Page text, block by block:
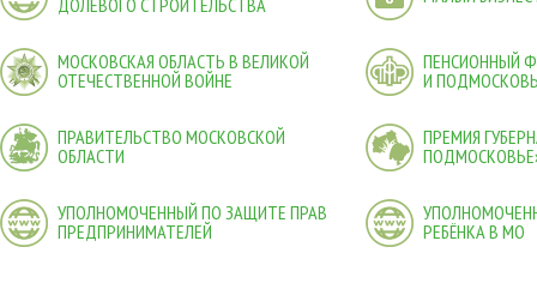
ДОЛЕВОГО СТРОИТЕЛЬСТВА
МОСКОВСКАЯ ОБЛАСТЬ В ВЕЛИКОЙ
ОТЕЧЕСТВЕННОЙ ВОЙНЕ
ПЕНСИОННЫЙ
И
ПРАВИТЕЛЬСТВО МОСКОВСКОЙ
ОБЛАСТИ
ПРЕМИЯ
УПОЛНОМОЧЕННЫЙ ПО ЗАЩИТЕ ПРАВ
ПРЕДПРИНИМАТЕЛЕЙ
РЕБЁНКА В МО